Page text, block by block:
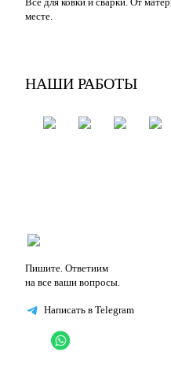
месте.
НАШИ РАБОТЫ
Пишите. Ответиим
на все ваши вопросы.
Написать в Telegram